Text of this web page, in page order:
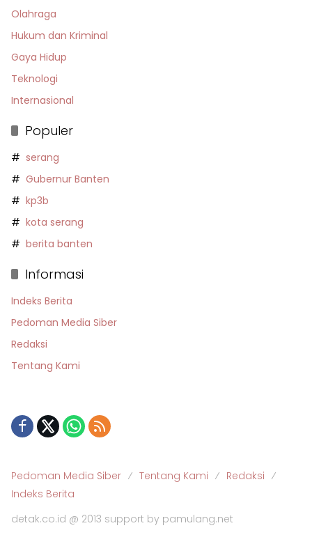
Olahraga
Hukum dan Kriminal
Gaya Hidup
Teknologi
Internasional
Populer
serang
Gubernur Banten
kp3b
kota serang
berita banten
Informasi
Indeks Berita
Pedoman Media Siber
Redaksi
Tentang Kami
Pedoman Media Siber Tentang Kami
Redaksi
Indeks Berita
detak.co.id @ 2013 support by pamulang.net